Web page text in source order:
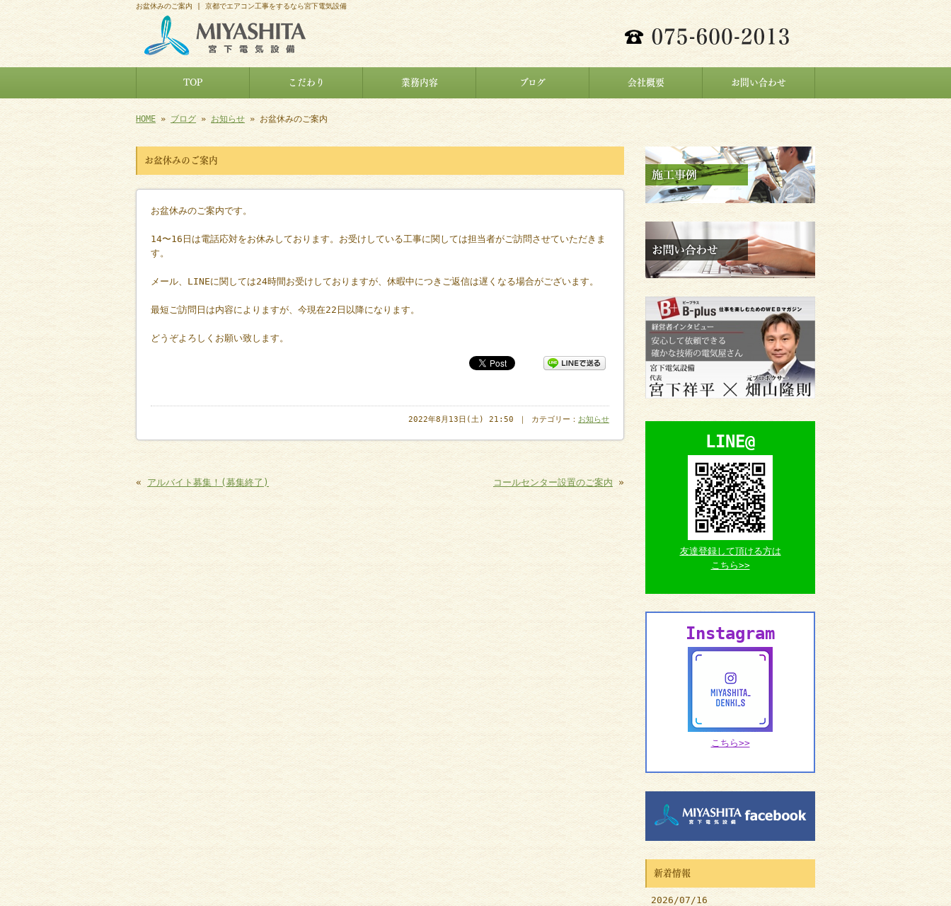
お盆休みのご案内 | 京都でエアコン工事をするなら宮下電気設備
TOP こだわり 業務内容 ブログ 会社概要 お問い合わせ
HOME » ブログ » お知らせ » お盆休みのご案内
お盆休みのご案内
お盆休みのご案内です。
14〜16日は電話応対をお休みしております。お受けしている工事に関しては担当者がご訪問させていただきま
す。
メール、LINEに関しては24時間お受けしておりますが、休暇中につきご返信は遅くなる場合がございます。
最短ご訪問日は内容によりますが、今現在22日以降になります。
どうぞよろしくお願い致します。
2022年8月13日(土) 21:50 ｜ カテゴリー： お知らせ
« アルバイト募集！(募集終了) コールセンター設置のご案内 »
LINE@
友達登録して頂ける方は
こちら>>
Instagram
こちら>>
新着情報
2026/07/16